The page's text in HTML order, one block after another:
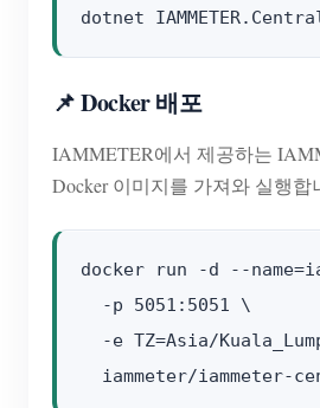
📌 Docker 배포
IAMMETER에서 제공하는
Docker 이미지를 가져와 실행합
docker run -d --
  -p 5051:5051 \
-e TZ=Asia/